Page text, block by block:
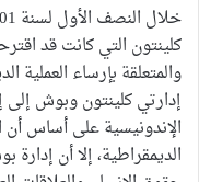
كلينتون التي كانت قد
والمتعلقة بإرساء العملية
إدارتي كلينتون وبوش إلى
الإندونيسية على أساس
الديمقراطية، إلا أن